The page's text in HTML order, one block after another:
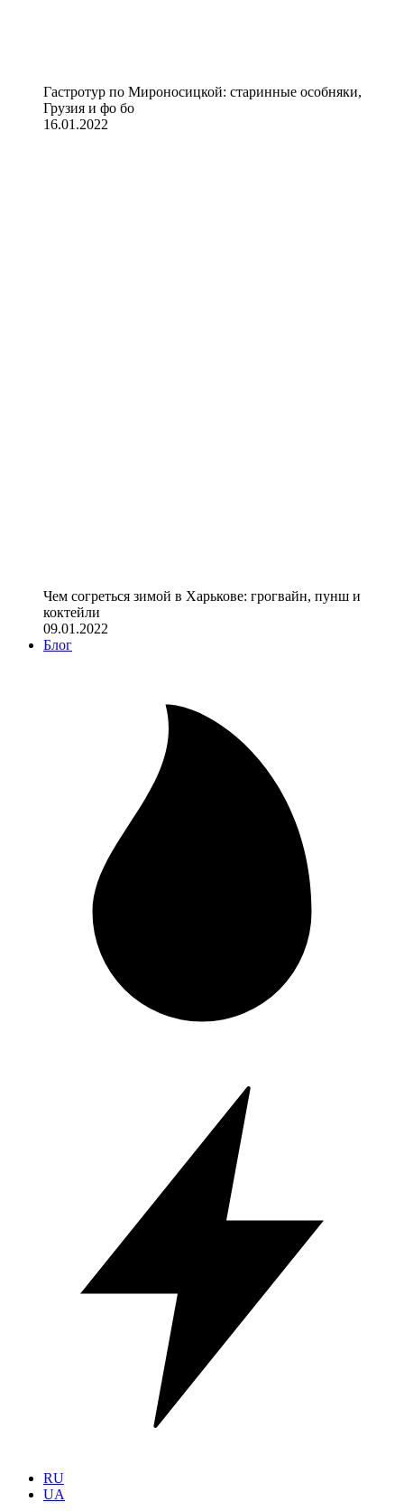
Гастротур по Мироносицкой: старинные особняки,
Грузия и фо бо
16.01.2022
Чем согреться зимой в Харькове: грогвайн, пунш и
коктейли
09.01.2022
Блог
RU
UA